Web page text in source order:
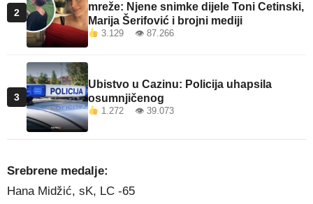
2
mreže: Njene snimke dijele Toni Cetinski,
Marija Šerifović i brojni mediji
3.129 👁 87.266
3
Ubistvo u Cazinu: Policija uhapsila
osumnjičenog
1.272 👁 39.073
Srebrene medalje:
Hana Midžić, sK, LC -65